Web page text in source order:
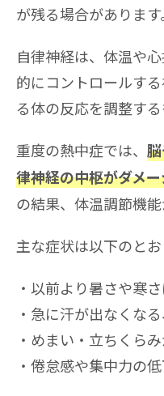
が残る場合があります
自律神経は、体温や
的にコントロールす
る体の反応を調整する
重度の熱中症では、
律神経の中枢がダメ
の結果、体温調節機能
主な症状は以下のとお
以前より暑さや寒
急に汗が出なくな
めまい・立ちくら
倦怠感や集中力の低